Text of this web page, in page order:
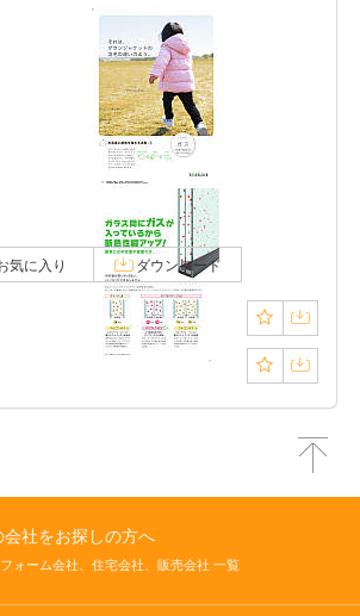
気に入り ダウンロード
会社をお探しの方へ
ォーム会社、住宅会社、販売会社 一覧